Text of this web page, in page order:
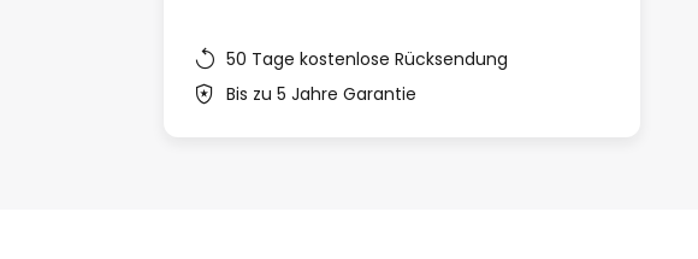
50 Tage kostenlose Rücksendung
Bis zu 5 Jahre Garantie